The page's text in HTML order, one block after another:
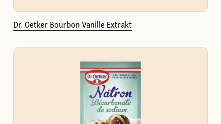
Dr. Oetker Bourbon Vanille Extrakt